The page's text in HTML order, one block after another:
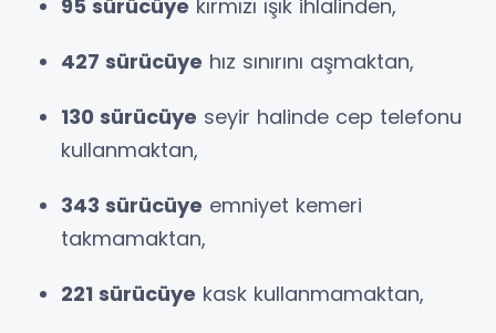
95 sürücüye kırmızı ışık ihlalinden,
427 sürücüye hız sınırını aşmaktan,
130 sürücüye seyir halinde cep telefonu
kullanmaktan,
343 sürücüye emniyet kemeri
takmamaktan,
221 sürücüye kask kullanmamaktan,